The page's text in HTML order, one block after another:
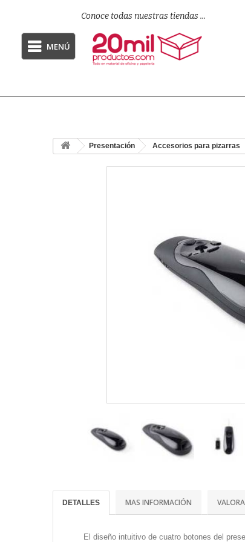
Conoce todas nuestras tiendas ...
MENÚ
Presentación Accesorios para pizarras
DETALLES MAS INFORMACIÓN
El diseño intuitivo de cuatro botones del